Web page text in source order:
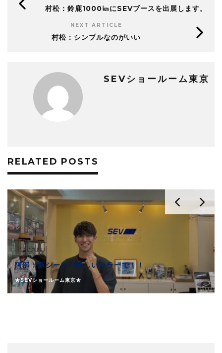
村松：鈴鹿1000㎞にSEVブースを出展します。
NEXT ARTICLE
村松：シンプルなのがいい
SEVショールーム東京
RELATED POSTS
阿部：新シーズン新しいカラーで！！
★SEVショールーム東京★